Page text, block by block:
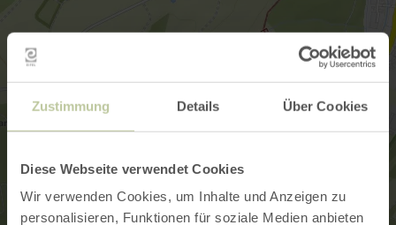
Zustimmung Details Über Cookies
Diese Webseite verwendet Cookies
Wir verwenden Cookies, um Inhalte und Anzeigen zu
personalisieren, Funktionen für soziale Medien anbieten